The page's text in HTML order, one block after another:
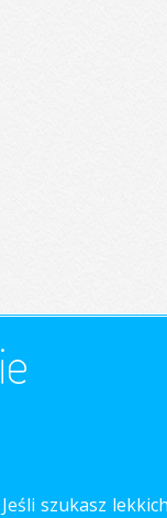
szukasz